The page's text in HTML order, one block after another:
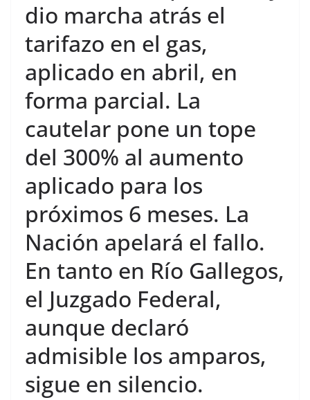
dio marcha atrás el
tarifazo en el gas,
aplicado en abril, en
forma parcial. La
cautelar pone un tope
del 300% al aumento
aplicado para los
próximos 6 meses. La
Nación apelará el fallo.
En tanto en Río Gallegos,
el Juzgado Federal,
aunque declaró
admisible los amparos,
sigue en silencio.